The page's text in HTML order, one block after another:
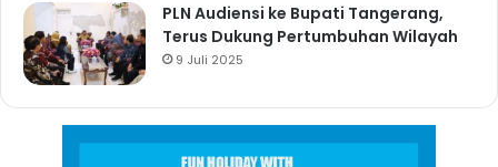
PLN Audiensi ke Bupati Tangerang,
Terus Dukung Pertumbuhan Wilayah
9 Juli 2025